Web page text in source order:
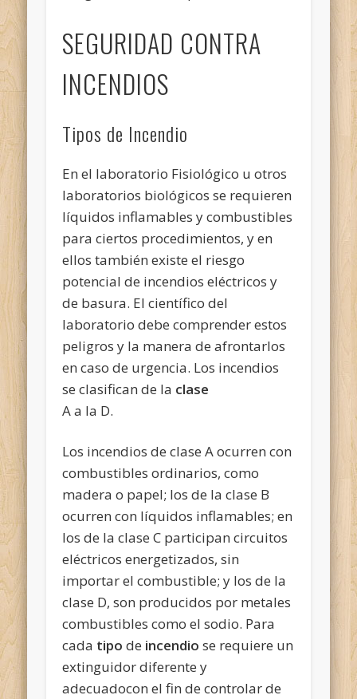
SEGURIDAD CONTRA
INCENDIOS
Tipos de Incendio
En el laboratorio Fisiológico u otros
laboratorios biológicos se requieren
líquidos inflamables y combustibles
para ciertos procedimientos, y en
ellos también existe el riesgo
potencial de incendios eléctricos y
de basura. El científico del
laboratorio debe comprender estos
peligros y la manera de afrontarlos
en caso de urgencia. Los incendios
se clasifican de la clase
A a la D.
Los incendios de clase A ocurren con
combustibles ordinarios, como
madera o papel; los de la clase B
ocurren con líquidos inflamables; en
los de la clase C participan circuitos
eléctricos energetizados, sin
importar el combustible; y los de la
clase D, son producidos por metales
combustibles como el sodio. Para
cada tipo de incendio se requiere un
extinguidor diferente y
adecuadocon el fin de controlar de